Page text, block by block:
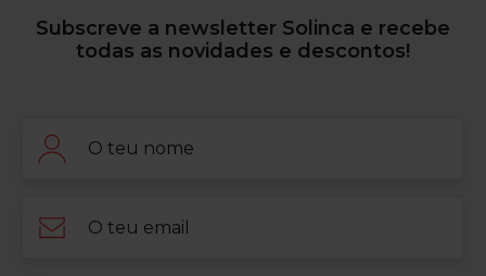
a motivação. Treinar em novembro é uma demonstração
Solinca, damos-lhe as ferramentas para que esse
Subscreve a newsletter Solinca e recebe
todas as novidades e descontos!